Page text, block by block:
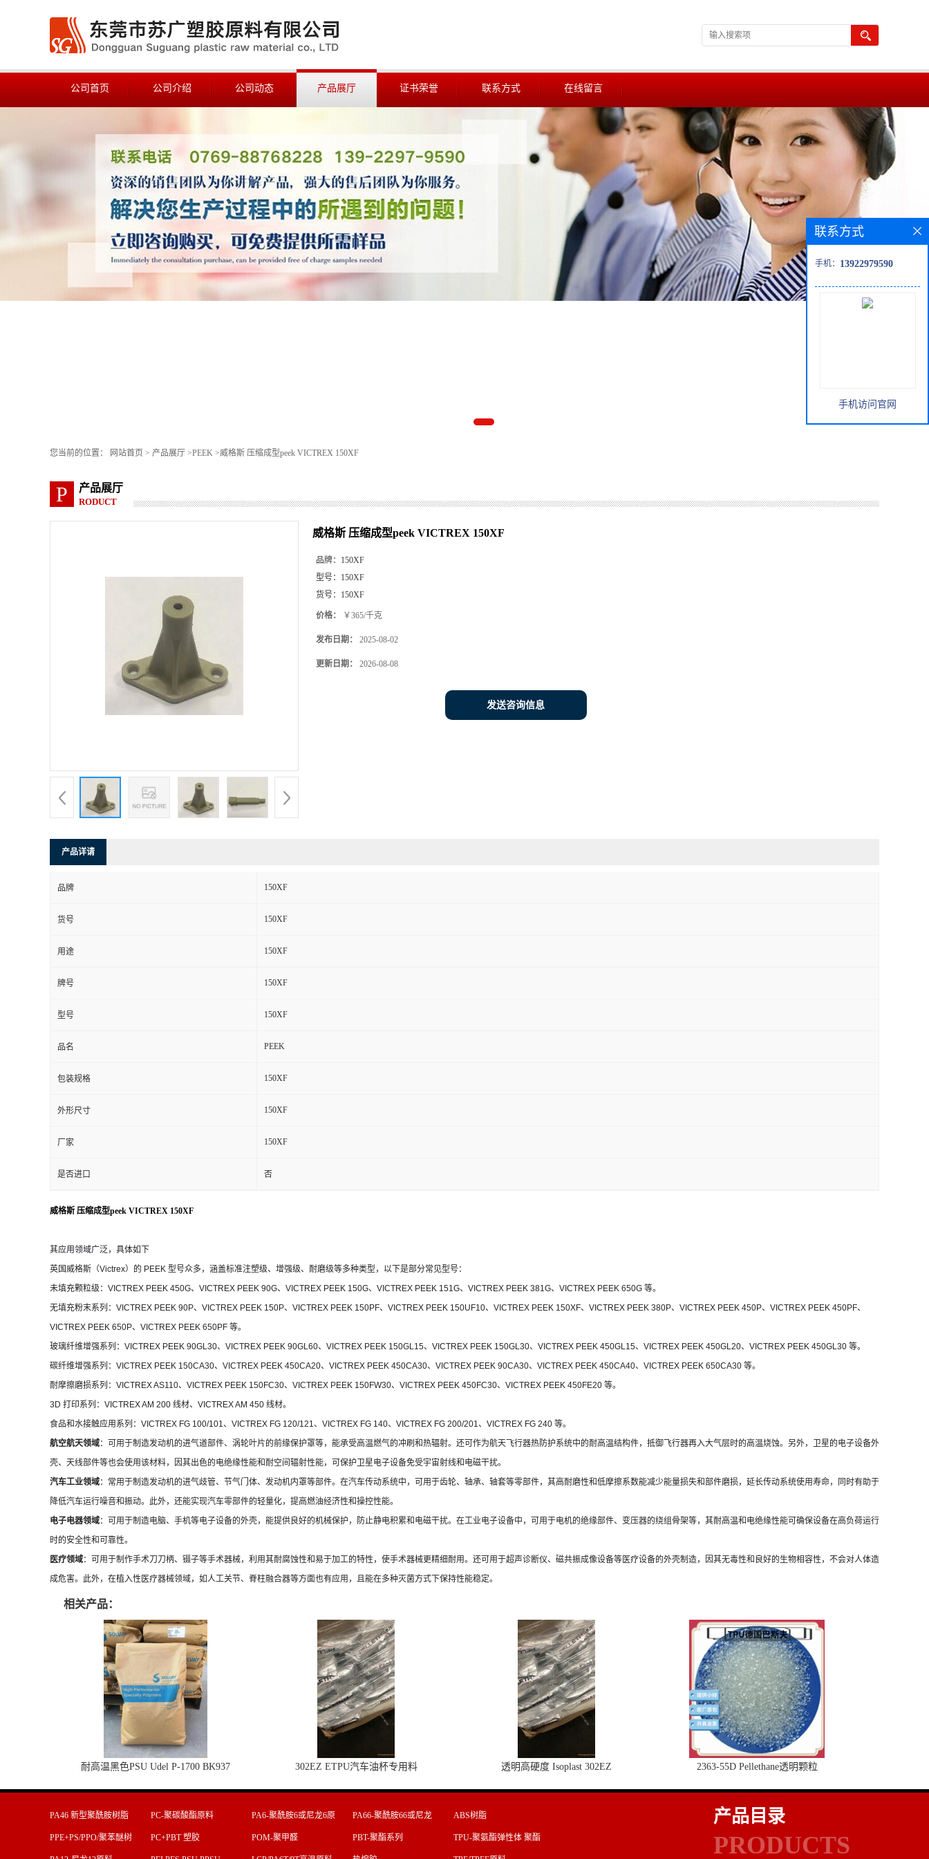
公司首页 公司介绍 公司动态 产品展厅 证书荣誉 联系方式 在线留言
您当前的位置： 网站首页 > 产品展厅 >PEEK >威格斯 压缩成型peek VICTREX 150XF
P 产品展厅
RODUCT
威格斯 压缩成型peek VICTREX 150XF
品牌： 150XF
型号： 150XF
货号： 150XF
价格： ￥365/千克
发布日期： 2025-08-02
更新日期： 2026-08-08
发送咨询信息
产品详请
品牌 150XF
货号 150XF
用途 150XF
牌号 150XF
型号 150XF
品名 PEEK
包装规格 150XF
外形尺寸 150XF
厂家 150XF
是否进口 否
威格斯 压缩成型peek VICTREX 150XF
其应用领域广泛，具体如下
英国威格斯（Victrex）的 PEEK 型号众多，涵盖标准注塑级、增强级、耐磨级等多种类型，以下是部分常见型号：
未填充颗粒级：VICTREX PEEK 450G、VICTREX PEEK 90G、VICTREX PEEK 150G、VICTREX PEEK 151G、VICTREX PEEK 381G、VICTREX PEEK 650G 等。
无填充粉末系列：VICTREX PEEK 90P、VICTREX PEEK 150P、VICTREX PEEK 150PF、VICTREX PEEK 150UF10、VICTREX PEEK 150XF、VICTREX PEEK 380P、VICTREX PEEK 450P、VICTREX PEEK 450PF、
VICTREX PEEK 650P、VICTREX PEEK 650PF 等。
玻璃纤维增强系列：VICTREX PEEK 90GL30、VICTREX PEEK 90GL60、VICTREX PEEK 150GL15、VICTREX PEEK 150GL30、VICTREX PEEK 450GL15、VICTREX PEEK 450GL20、VICTREX PEEK 450GL30 等。
碳纤维增强系列：VICTREX PEEK 150CA30、VICTREX PEEK 450CA20、VICTREX PEEK 450CA30、VICTREX PEEK 90CA30、VICTREX PEEK 450CA40、VICTREX PEEK 650CA30 等。
耐摩擦磨损系列：VICTREX AS110、VICTREX PEEK 150FC30、VICTREX PEEK 150FW30、VICTREX PEEK 450FC30、VICTREX PEEK 450FE20 等。
3D 打印系列：VICTREX AM 200 线材、VICTREX AM 450 线材。
食品和水接触应用系列：VICTREX FG 100/101、VICTREX FG 120/121、VICTREX FG 140、VICTREX FG 200/201、VICTREX FG 240 等。
航空航天领域：可用于制造发动机的进气道部件、涡轮叶片的前缘保护罩等，能承受高温燃气的冲刷和热辐射。还可作为航天飞行器热防护系统中的耐高温结构件，抵御飞行器再入大气层时的高温烧蚀。另外，卫星的电子设备外
壳、天线部件等也会使用该材料，因其出色的电绝缘性能和耐空间辐射性能，可保护卫星电子设备免受宇宙射线和电磁干扰。
汽车工业领域：常用于制造发动机的进气歧管、节气门体、发动机内罩等部件。在汽车传动系统中，可用于齿轮、轴承、轴套等零部件，其高耐磨性和低摩擦系数能减少能量损失和部件磨损，延长传动系统使用寿命，同时有助于
降低汽车运行噪音和振动。此外，还能实现汽车零部件的轻量化，提高燃油经济性和操控性能。
电子电器领域：可用于制造电脑、手机等电子设备的外壳，能提供良好的机械保护，防止静电积累和电磁干扰。在工业电子设备中，可用于电机的绝缘部件、变压器的绕组骨架等，其耐高温和电绝缘性能可确保设备在高负荷运行
时的安全性和可靠性。
医疗领域：可用于制作手术刀刀柄、镊子等手术器械，利用其耐腐蚀性和易于加工的特性，使手术器械更精细耐用。还可用于超声诊断仪、磁共振成像设备等医疗设备的外壳制造，因其无毒性和良好的生物相容性，不会对人体造
成危害。此外，在植入性医疗器械领域，如人工关节、脊柱融合器等方面也有应用，且能在多种灭菌方式下保持性能稳定。
相关产品：
耐高温黑色PSU Udel P-1700 BK937 302EZ ETPU汽车油杯专用料 透明高硬度 Isoplast 302EZ 2363-55D Pellethane透明颗粒
联系方式
手机： 13922979590
手机访问官网
PA46 新型聚酰胺树脂 PC-聚碳酸酯原料
PA6-聚酰胺6或尼龙6原
料
PA66-聚酰胺66或尼龙
66原料
ABS树脂
PPE+PS/PPO/聚苯醚树
脂
PC+PBT 塑胶 POM-聚甲醛 PBT-聚酯系列
TPU-聚氨酯弹性体 聚酯
型 聚醚
产品目录
PRODUCTS